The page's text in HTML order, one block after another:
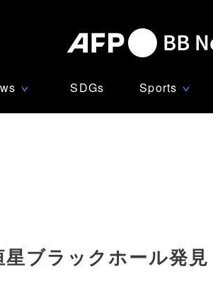
∨ SDGs Sports ∨
星ブラックホール発